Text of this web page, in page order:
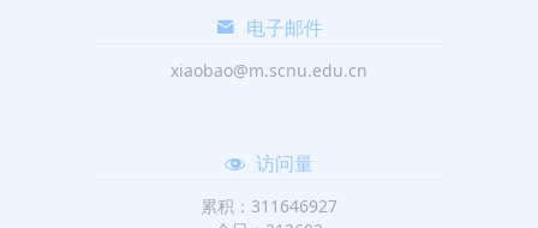
电子邮件
xiaobao@m.scnu.edu.cn
访问量
累积：311646927